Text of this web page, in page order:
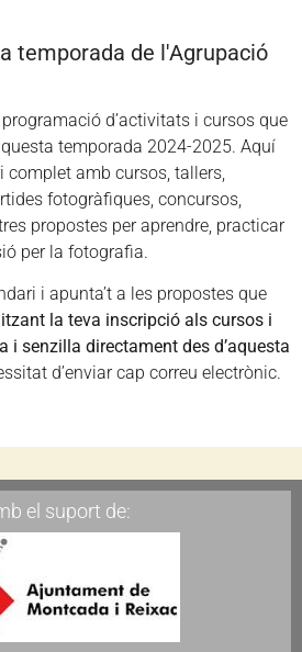
temporada de l'Agrupació
d’activitats i cursos que
temporada 2024-2025. Aquí
complet amb cursos, tallers,
fotogràfiques, concursos,
propostes per aprendre, practicar
per la fotografia.
i apunta’t a les propostes que
la teva inscripció als cursos i
i senzilla directament des d’aquesta
d’enviar cap correu electrònic.
el suport de: